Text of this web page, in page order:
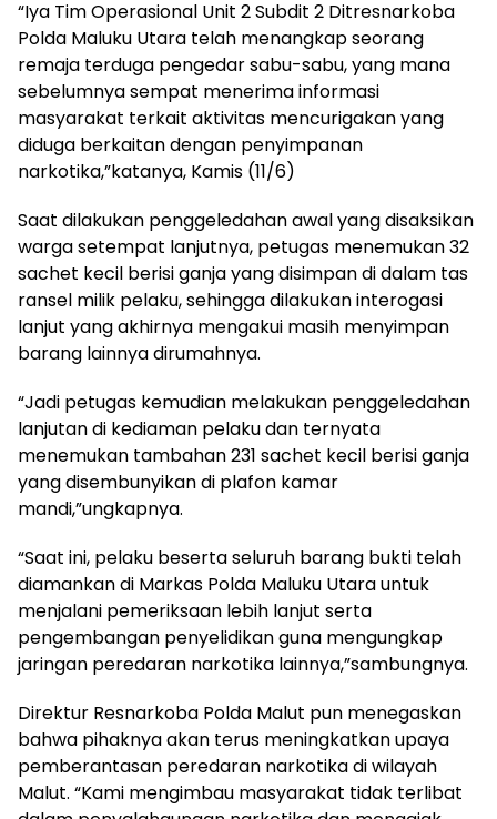
“Iya Tim Operasional Unit 2 Subdit 2 Ditresnarkoba
Polda Maluku Utara telah menangkap seorang
remaja terduga pengedar sabu-sabu, yang mana
sebelumnya sempat menerima informasi
masyarakat terkait aktivitas mencurigakan yang
diduga berkaitan dengan penyimpanan
narkotika,”katanya, Kamis (11/6)
Saat dilakukan penggeledahan awal yang disaksikan
warga setempat lanjutnya, petugas menemukan 32
sachet kecil berisi ganja yang disimpan di dalam tas
ransel milik pelaku, sehingga dilakukan interogasi
lanjut yang akhirnya mengakui masih menyimpan
barang lainnya dirumahnya.
“Jadi petugas kemudian melakukan penggeledahan
lanjutan di kediaman pelaku dan ternyata
menemukan tambahan 231 sachet kecil berisi ganja
yang disembunyikan di plafon kamar
mandi,”ungkapnya.
“Saat ini, pelaku beserta seluruh barang bukti telah
diamankan di Markas Polda Maluku Utara untuk
menjalani pemeriksaan lebih lanjut serta
pengembangan penyelidikan guna mengungkap
jaringan peredaran narkotika lainnya,”sambungnya.
Direktur Resnarkoba Polda Malut pun menegaskan
bahwa pihaknya akan terus meningkatkan upaya
pemberantasan peredaran narkotika di wilayah
Malut. “Kami mengimbau masyarakat tidak terlibat